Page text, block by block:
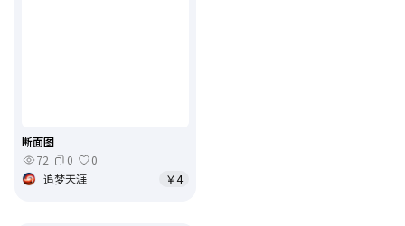
断面图
72
0
0
追梦天涯
￥4